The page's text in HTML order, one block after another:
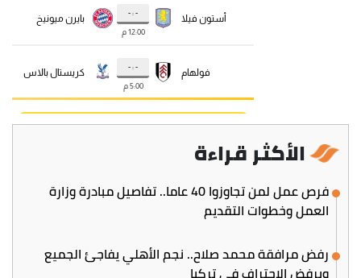
الأكثر قراءة
فرص عمل لمن تجاوزوا 40 عاما.. تفاصيل مبادرة وزارة
العمل وخطوات التقديم
رفض مرافقة محمد صلاح.. نجم الأهلي يفاجئ الجميع